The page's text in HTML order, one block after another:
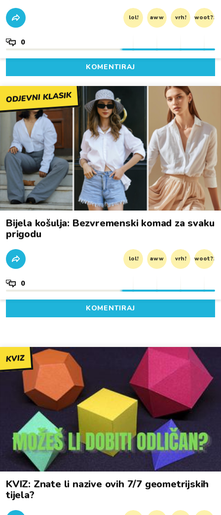
lol! aww vrh! woot?!
0
KOMENTIRAJ
ODJEVNI KLASIK
Bijela košulja: Bezvremenski komad za svaku
prigodu
lol! aww vrh! woot?!
0
KOMENTIRAJ
KVIZ
KVIZ: Znate li nazive ovih 7/7 geometrijskih
tijela?